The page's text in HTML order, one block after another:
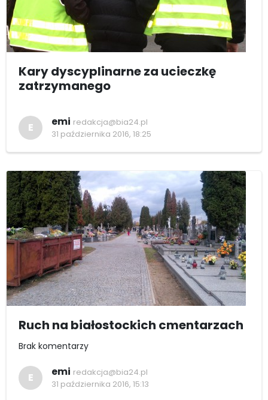
Kary dyscyplinarne za ucieczkę
zatrzymanego
E emi redakcja@bia24.pl
31 października 2016, 18:25
Ruch na białostockich cmentarzach
Brak komentarzy
E emi redakcja@bia24.pl
31 października 2016, 15:13